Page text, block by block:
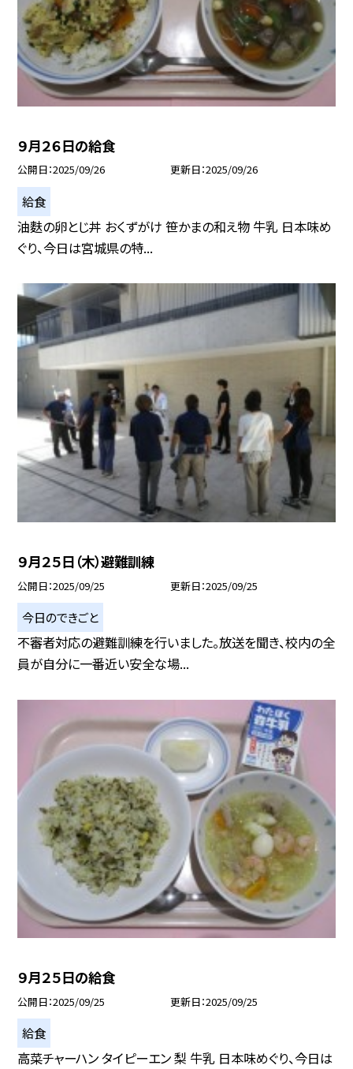
９月２６日の給食
公開日 2025/09/26 更新日 2025/09/26
給食
油麩の卵とじ丼 おくずがけ 笹かまの和え物 牛乳 日本味め
ぐり、今日は宮城県の特...
９月２５日（木）避難訓練
公開日 2025/09/25 更新日 2025/09/25
今日のできごと
不審者対応の避難訓練を行いました。放送を聞き、校内の全
員が自分に一番近い安全な場...
９月２５日の給食
公開日 2025/09/25 更新日 2025/09/25
給食
高菜チャーハン タイピーエン 梨 牛乳 日本味めぐり、今日は